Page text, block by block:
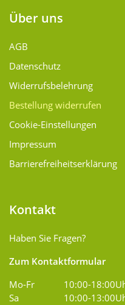
Über uns
AGB
Datenschutz
Widerrufsbelehrung
Bestellung widerrufen
Cookie-Einstellungen
Impressum
Barrierefreiheitserklärung
Kontakt
Haben Sie Fragen?
Zum Kontaktformular
Mo-Fr
10:00-
Sa
10:00-